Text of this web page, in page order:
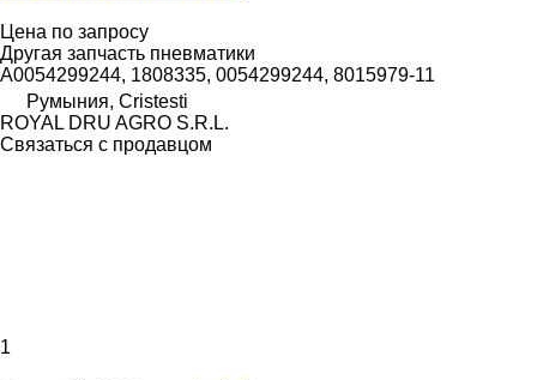
Цена по запросу
Другая запчасть пневматики
A0054299244, 1808335, 0054299244, 8015979-11
Румыния, Cristesti
ROYAL DRU AGRO S.R.L.
Связаться с продавцом
1